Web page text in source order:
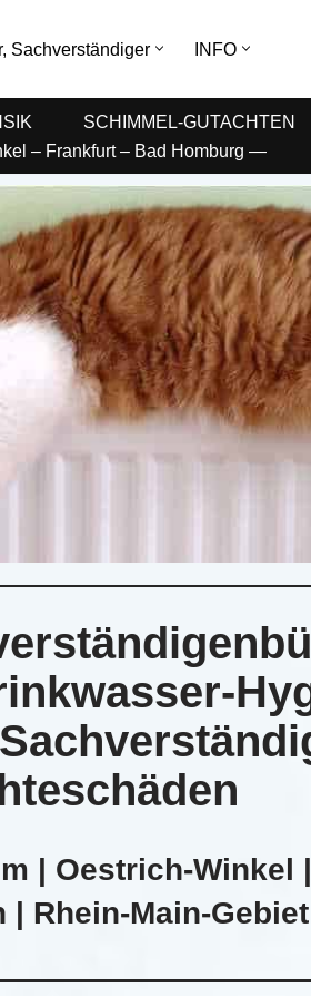
Sachverständiger INFO
SCHIMMEL-GUTACHTEN
– Frankfurt – Bad Homburg —
| Oestrich-Winkel |
Rhein-Main-Gebiet